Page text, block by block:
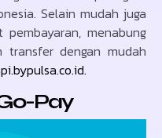
Selain mudah juga
menabung
transfer dengan mudah
Pay